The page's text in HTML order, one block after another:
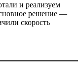
и реализуем
решение —
скорость